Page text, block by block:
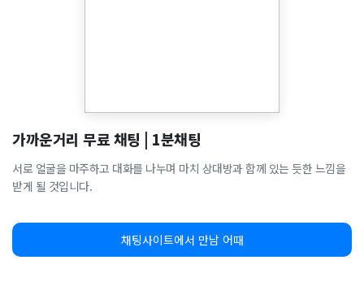
가까운거리 무료 채팅 | 1분채팅
서로 얼굴을 마주하고 대화를 나누며 마치 상대방과 함께 있는 듯한 느낌을
받게 될 것입니다.
채팅사이트에서 만남 어때